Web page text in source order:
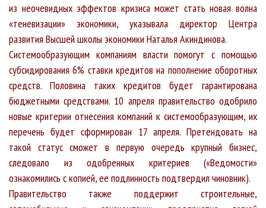
из неочевидных эффектов кризиса может стать новая волна
«теневизации» экономики, указывала директор Центра
развития Высшей школы экономики Наталья Акиндинова.
Системообразующим компаниям власти помогут с помощью
субсидирования 6% ставки кредитов на пополнение оборотных
средств. Половина таких кредитов будет гарантирована
бюджетными средствами. 10 апреля правительство одобрило
новые критерии отнесения компаний к системообразующим, их
перечень будет сформирован 17 апреля. Претендовать на
такой статус сможет в первую очередь крупный бизнес,
следовало из одобренных критериев («Ведомости»
ознакомились с копией, ее подлинность подтвердил чиновник).
Правительство также поддержит строительные,